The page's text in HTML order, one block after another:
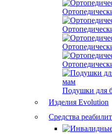
Подушки для
Изделия Evolution
Средства